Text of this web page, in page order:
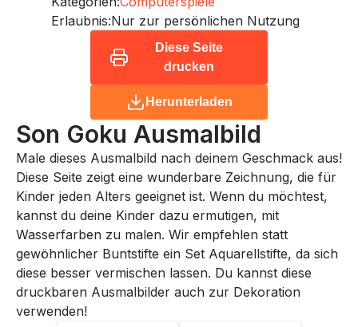
Erlaubnis:Nur zur persönlichen Nutzung
Diese Seite
drucken
Herunterladen
Son Goku Ausmalbild
Male dieses Ausmalbild nach deinem Geschmack aus!
Diese Seite zeigt eine wunderbare Zeichnung, die für
Kinder jeden Alters geeignet ist. Wenn du möchtest,
kannst du deine Kinder dazu ermutigen, mit
Wasserfarben zu malen. Wir empfehlen statt
gewöhnlicher Buntstifte ein Set Aquarellstifte, da sich
diese besser vermischen lassen. Du kannst diese
druckbaren Ausmalbilder auch zur Dekoration
verwenden!